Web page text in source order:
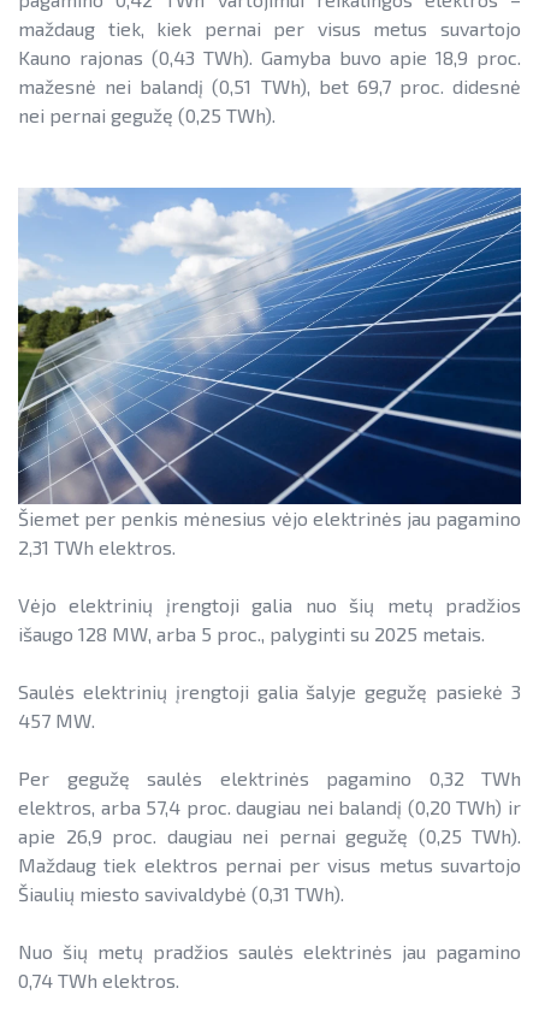
Viešųjų pastatų atnaujinimas
maždaug tiek, kiek pernai per visus metus suvartojo
Kauno rajonas (0,43 TWh). Gamyba buvo apie 18,9 proc.
mažesnė nei balandį (0,51 TWh), bet 69,7 proc. didesnė
nei pernai gegužę (0,25 TWh).
Šiemet per penkis mėnesius vėjo elektrinės jau pagamino
2,31 TWh elektros.
Vėjo elektrinių įrengtoji galia nuo šių metų pradžios
išaugo 128 MW, arba 5 proc., palyginti su 2025 metais.
Saulės elektrinių įrengtoji galia šalyje gegužę pasiekė 3
457 MW.
Per gegužę saulės elektrinės pagamino 0,32 TWh
elektros, arba 57,4 proc. daugiau nei balandį (0,20 TWh) ir
apie 26,9 proc. daugiau nei pernai gegužę (0,25 TWh).
Maždaug tiek elektros pernai per visus metus suvartojo
Šiaulių miesto savivaldybė (0,31 TWh).
Nuo šių metų pradžios saulės elektrinės jau pagamino
0,74 TWh elektros.